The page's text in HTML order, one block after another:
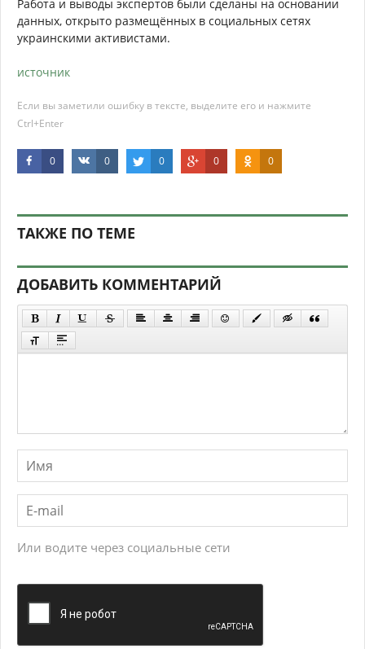
Работа и выводы экспертов были сделаны на основании
данных, открыто размещённых в социальных сетях
украинскими активистами.
источник
Если вы заметили ошибку в тексте, выделите его и нажмите
Ctrl+Enter
0 0 0 0 0
ТАКЖЕ ПО ТЕМЕ
ДОБАВИТЬ КОММЕНТАРИЙ
Или водите через социальные сети